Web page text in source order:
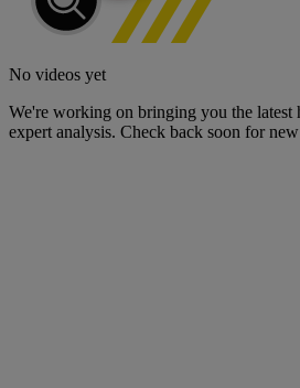
No videos yet
We're working on bringing you the latest
expert analysis. Check back soon for